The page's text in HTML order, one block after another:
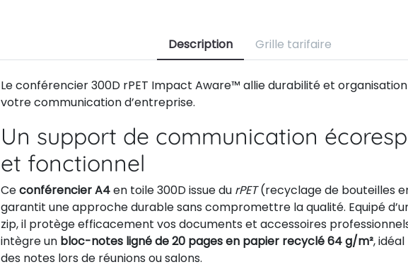
Description Grille tarifaire
Le conférencier 300D rPET Impact Aware™ allie durabilité et
votre communication d’entreprise.
Un support de communication
et fonctionnel
Ceconférencier A4en toile 300D issue du rPET(recyclage de bouteilles
garantit une approche durable sans compromettre la qualité. Equipé
zip, il protège efficacement vos documents et accessoires
intègre un bloc-notes ligné de 20 pages en papier recyclé 64 g/m²,
des notes lors de réunions ou salons.